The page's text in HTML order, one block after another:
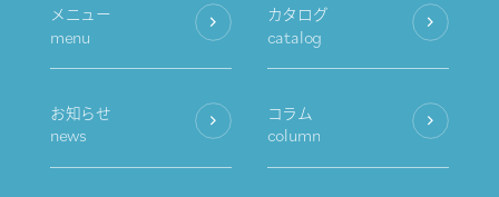
メニュー
menu
カタログ
catalog
お知らせ
news
コラム
column